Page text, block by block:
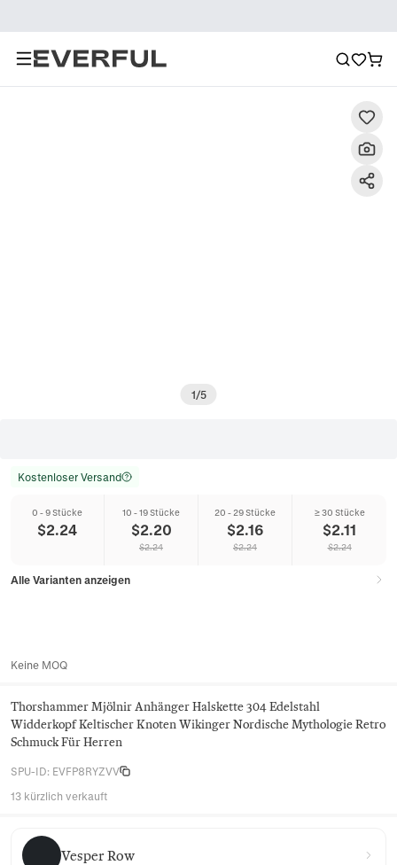
1/5
Kostenloser Versand
0 - 9 Stücke
$2.24
10 - 19 Stücke
$2.20
$2.24
20 - 29 Stücke
$2.16
$2.24
≥ 30 Stücke
$2.11
$2.24
Alle Varianten anzeigen
Keine MOQ
Thorshammer Mjölnir Anhänger Halskette 304 Edelstahl
Widderkopf Keltischer Knoten Wikinger Nordische Mythologie Retro
Schmuck Für Herren
SPU-ID: EVFP8RYZVV
13 kürzlich verkauft
Vesper Row
Vesper Row